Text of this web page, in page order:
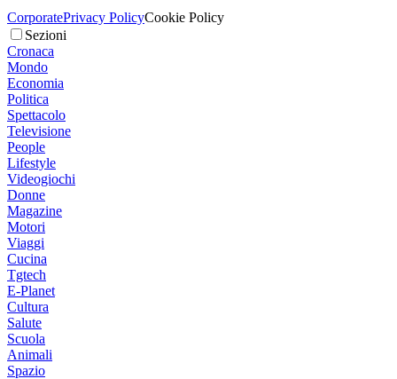
CorporatePrivacy PolicyCookie Policy
Sezioni
Cronaca
Mondo
Economia
Politica
Spettacolo
Televisione
People
Lifestyle
Videogiochi
Donne
Magazine
Motori
Viaggi
Cucina
Tgtech
E-Planet
Cultura
Salute
Scuola
Animali
Spazio